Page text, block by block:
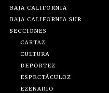
BAJA CALIFORNIA
BAJA CALIFORNIA SUR
SECCIONES
CARTAZ
CULTURA
DEPORTEZ
ESPECTÁCULOZ
EZENARIO